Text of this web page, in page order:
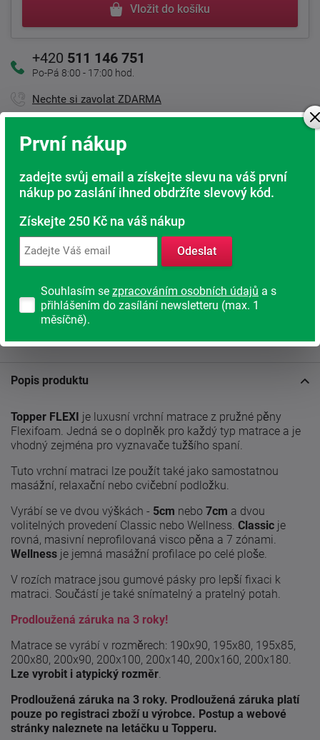
Vložit do košíku
+420 511 146 751
Po-Pá 8:00 - 17:00 hod.
Nechte si zavolat ZDARMA
Kamenná prodejna
Jsme tu pro Vás
Při nákupu nad 6 000 Kč
Rádi poradíme s výběrem
Rodinná firma
S tradicí od roku 1991
Popis produktu
Topper FLEXI je luxusní vrchní matrace z pružné pěny
Flexifoam. Jedná se o doplněk pro každý typ matrace a je
vhodný zejména pro vyznavače tužšího spaní.
Tuto vrchní matraci lze použít také jako samostatnou
masážní, relaxační nebo cvičební podložku.
Vyrábí se ve dvou výškách - 5cm nebo 7cm a dvou
volitelných provedení Classic nebo Wellness. Classic je
rovná, masivní neprofilovaná visco pěna a 7 zónami.
Wellness je jemná masážní profilace po celé ploše.
V rozích matrace jsou gumové pásky pro lepší fixaci k
matraci. Součástí je také snímatelný a pratelný potah.
Prodloužená záruka na 3 roky!
Matrace se vyrábí v rozměrech: 190x90, 195x80, 195x85,
200x80, 200x90, 200x100, 200x140, 200x160, 200x180.
Lze vyrobit i atypický rozměr.
Prodloužená záruka na 3 roky. Prodloužená záruka platí
pouze po registraci zboží u výrobce. Postup a webové
stránky naleznete na letáčku u Topperu.
První nákup
zadejte svůj email a získejte slevu na váš první
nákup po zaslání ihned obdržíte slevový kód.
Získejte 250 Kč na váš nákup
Odeslat
Souhlasím se zpracováním osobních údajů a s
přihlášením do zasílání newsletteru (max. 1
měsíčně).